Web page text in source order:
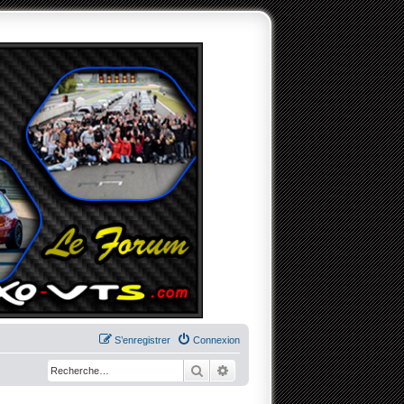
Connexion
S’enregistrer
RechercherRecherche avancée